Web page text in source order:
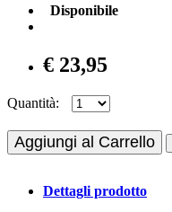
Disponibile
€ 23,95
Quantità:
Aggiungi al Carrello
Dettagli prodotto